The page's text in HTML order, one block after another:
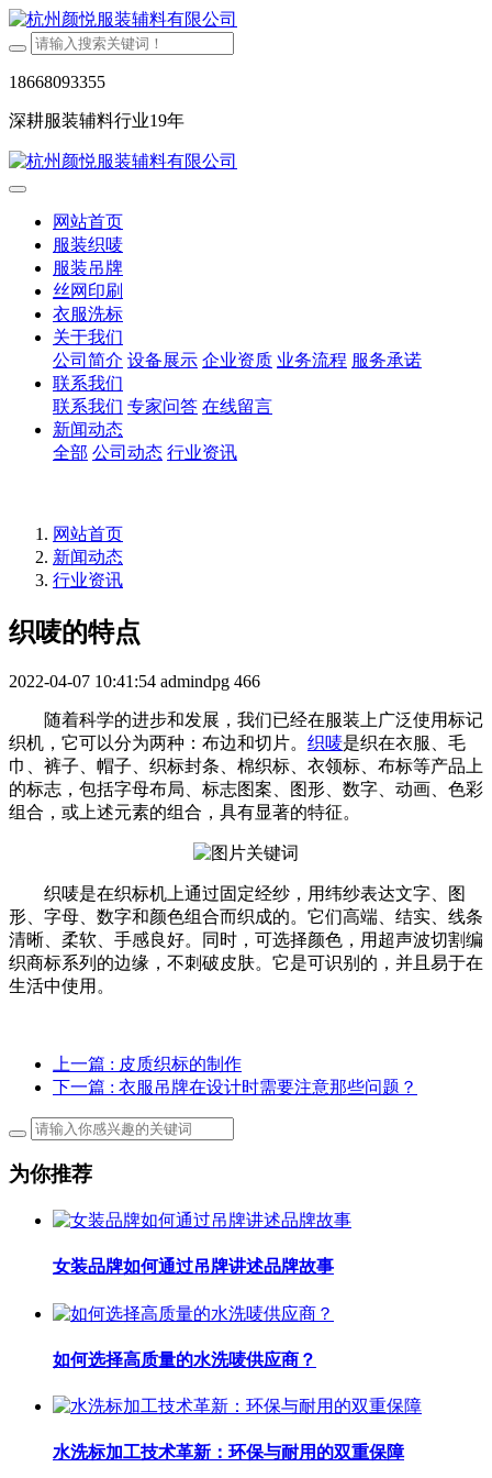
18668093355
深耕服装辅料行业19年
网站首页
服装织唛
服装吊牌
丝网印刷
衣服洗标
关于我们
公司简介 设备展示 企业资质 业务流程 服务承诺
联系我们
联系我们 专家问答 在线留言
新闻动态
全部 公司动态 行业资讯
网站首页
新闻动态
行业资讯
织唛的特点
2022-04-07 10:41:54 admindpg 466
随着科学的进步和发展，我们已经在服装上广泛使用标记
织机，它可以分为两种：布边和切片。 织唛是织在衣服、毛
巾、裤子、帽子、织标封条、棉织标、衣领标、布标等产品上
的标志，包括字母布局、标志图案、图形、数字、动画、色彩
组合，或上述元素的组合，具有显著的特征。
织唛是在织标机上通过固定经纱，用纬纱表达文字、图
形、字母、数字和颜色组合而织成的。它们高端、结实、线条
清晰、柔软、手感良好。同时，可选择颜色，用超声波切割编
织商标系列的边缘，不刺破皮肤。它是可识别的，并且易于在
生活中使用。
上一篇 : 皮质织标的制作
下一篇 : 衣服吊牌在设计时需要注意那些问题？
为你推荐
女装品牌如何通过吊牌讲述品牌故事
如何选择高质量的水洗唛供应商？
水洗标加工技术革新：环保与耐用的双重保障